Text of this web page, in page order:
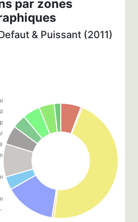
par zones
& Puissant (2011)